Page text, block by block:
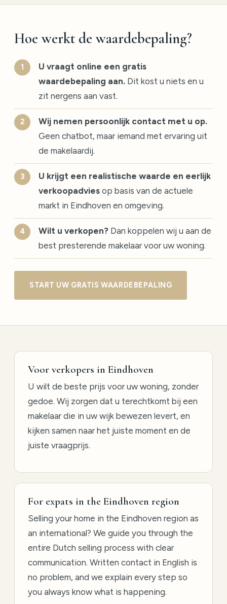
Hoe werkt de waardebepaling?
U vraagt online een gratis
waardebepaling aan. Dit kost u niets en u
zit nergens aan vast.
Wij nemen persoonlijk contact met u op.
Geen chatbot, maar iemand met ervaring uit
de makelaardij.
U krijgt een realistische waarde en eerlijk
verkoopadvies op basis van de actuele
markt in Eindhoven en omgeving.
Wilt u verkopen? Dan koppelen wij u aan de
best presterende makelaar voor uw woning.
START UW GRATIS WAARDEBEPALING
Voor verkopers in Eindhoven
U wilt de beste prijs voor uw woning, zonder
gedoe. Wij zorgen dat u terechtkomt bij een
makelaar die in uw wijk bewezen levert, en
kijken samen naar het juiste moment en de
juiste vraagprijs.
For expats in the Eindhoven region
Selling your home in the Eindhoven region as
an international? We guide you through the
entire Dutch selling process with clear
communication. Written contact in English is
no problem, and we explain every step so
you always know what is happening.